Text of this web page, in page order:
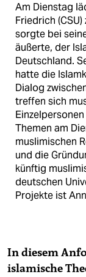
Am Dienstag
Friedrich
sorgte bei
äußerte, der
Deutschland.
hatte die
Dialog
treffen sich
Themen am
muslimischen
und die
künftig
deutschen
Projekte ist
In diesem
islamische